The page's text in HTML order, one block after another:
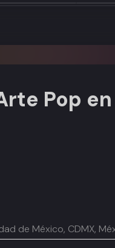
Pop en
de México, CDMX,